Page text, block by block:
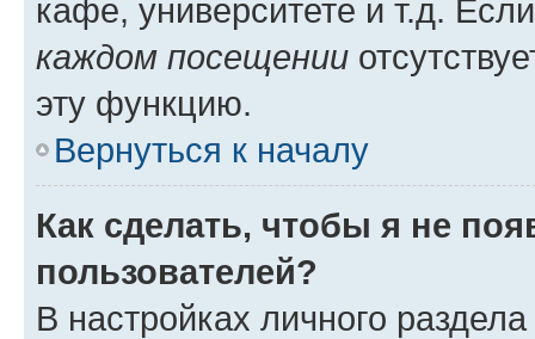
кафе, университете и т.д.
каждом посещении
эту функцию.
Вернуться к началу
Как сделать, чтобы я не
пользователей?
В настройках личного